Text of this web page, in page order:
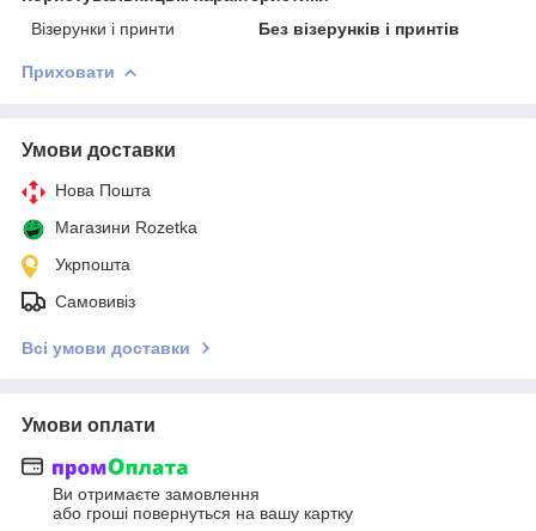
Візерунки і принти
Без візерунків і принтів
Приховати
Умови доставки
Нова Пошта
Магазини Rozetka
Укрпошта
Самовивіз
Всі умови доставки
Умови оплати
Ви отримаєте замовлення
або гроші повернуться на вашу картку